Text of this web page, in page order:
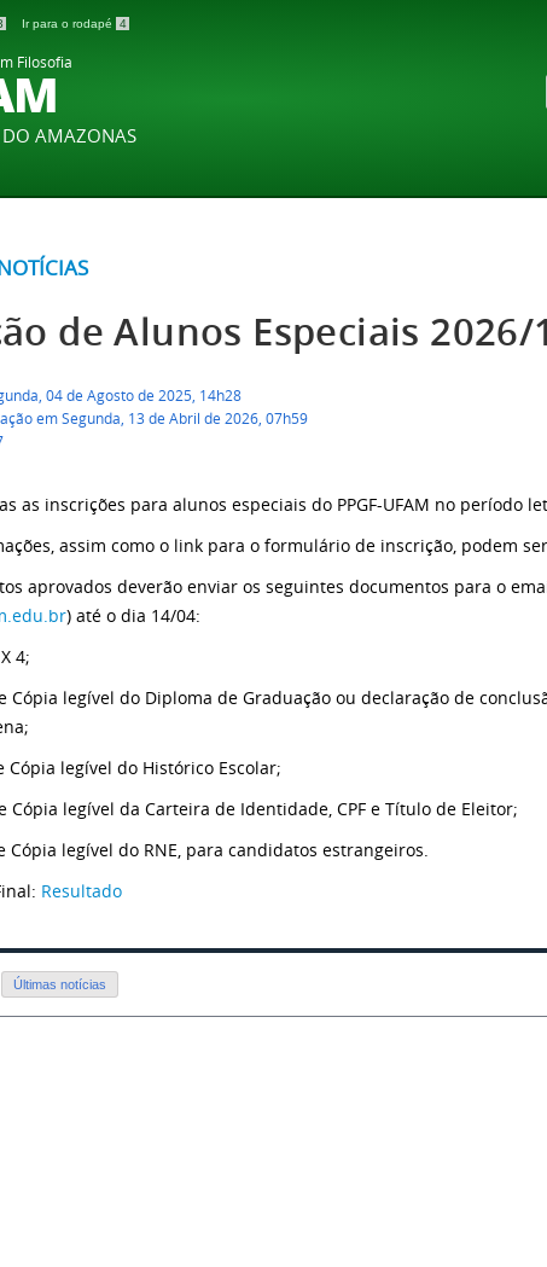
Ir para o rodapé 4
Filosofia
DO AMAZONAS
de Alunos Especiais 2026/1
04 de Agosto de 2025, 14h28
em Segunda, 13 de Abril de 2026, 07h59
as inscrições para alunos especiais do PPGF-UFAM no período
assim como o link para o formulário de inscrição, podem
aprovados deverão enviar os seguintes documentos para o
) até o dia 14/04:
4;
Cópia legível do Diploma de Graduação ou declaração de
Cópia legível do Histórico Escolar;
Cópia legível da Carteira de Identidade, CPF e Título de Eleitor;
Cópia legível do RNE, para candidatos estrangeiros.
Resultado
Últimas notícias